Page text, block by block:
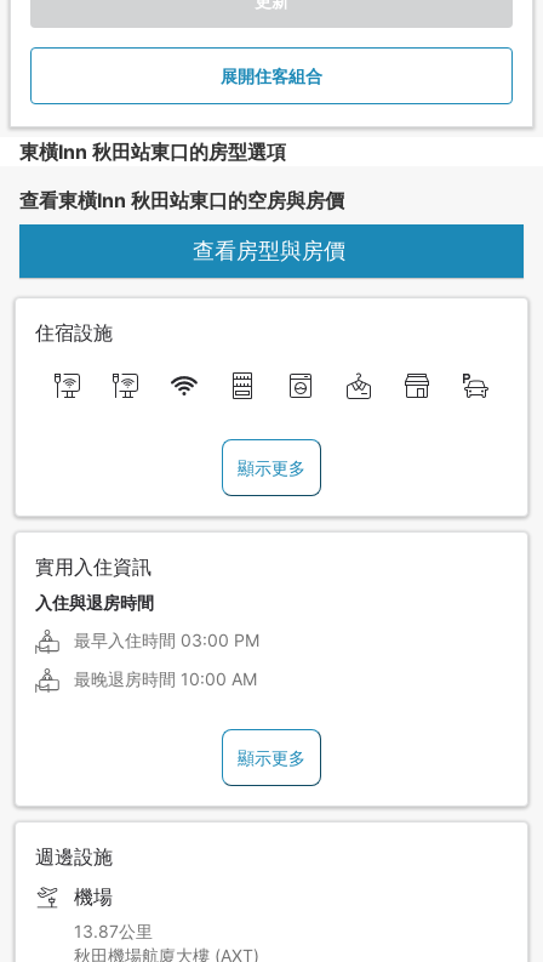
展開住客組合
東橫Inn 秋田站東口的房型選項
查看東橫Inn 秋田站東口的空房與房價
查看房型與房價
住宿設施
顯示更多
實用入住資訊
入住與退房時間
最早入住時間 03:00 PM
最晚退房時間 10:00 AM
顯示更多
週邊設施
機場
13.87公里
秋田機場航廈大樓 (AXT)